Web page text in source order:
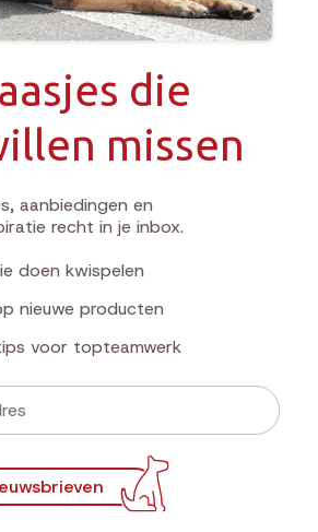
die
missen
aanbiedingen en
recht in je inbox.
doen kwispelen
nieuwe producten
voor topteamwerk